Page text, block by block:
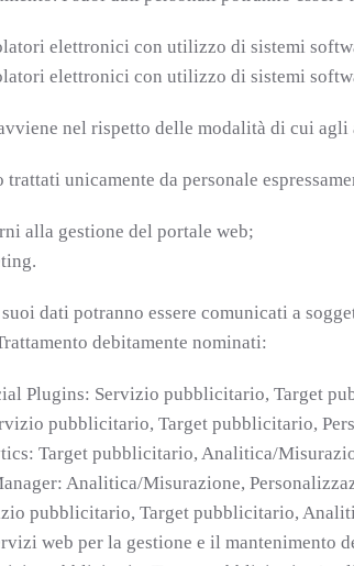
elettronici con utilizzo di sistemi
elettronici con utilizzo di sistemi
nel rispetto delle modalità di cui agli
trattati unicamente da personale
alla gestione del portale web;
dati potranno essere comunicati a
debitamente nominati:
Plugins: Servizio pubblicitario, Target
pubblicitario, Target pubblicitario,
Target pubblicitario, Analitica/
Analitica/Misurazione,
pubblicitario, Target pubblicitario,
web per la gestione e il mantenimento